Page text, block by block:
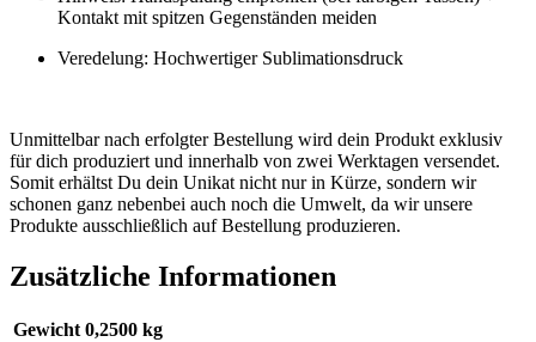
Kontakt mit spitzen Gegenständen meiden
Veredelung: Hochwertiger Sublimationsdruck
Unmittelbar nach erfolgter Bestellung wird dein Produkt exklusiv
für dich produziert und innerhalb von zwei Werktagen versendet.
Somit erhältst Du dein Unikat nicht nur in Kürze, sondern wir
schonen ganz nebenbei auch noch die Umwelt, da wir unsere
Produkte ausschließlich auf Bestellung produzieren.
Zusätzliche Informationen
Gewicht 0,2500 kg